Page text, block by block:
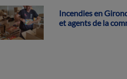
Incendies en
et agents de la